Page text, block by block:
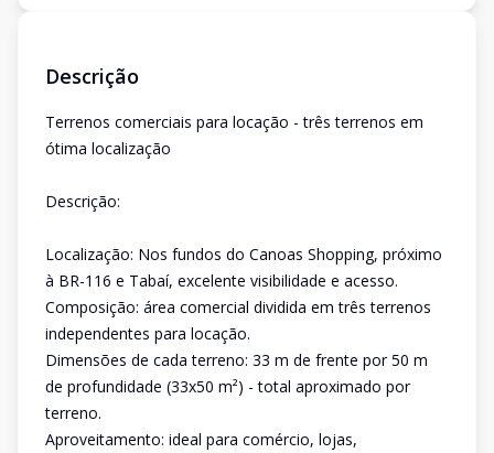
Descrição
Terrenos comerciais para locação - três terrenos em
ótima localização
Descrição:
Localização: Nos fundos do Canoas Shopping, próximo
à BR-116 e Tabaí, excelente visibilidade e acesso.
Composição: área comercial dividida em três terrenos
independentes para locação.
Dimensões de cada terreno: 33 m de frente por 50 m
de profundidade (33x50 m²) - total aproximado por
terreno.
Aproveitamento: ideal para comércio, lojas,